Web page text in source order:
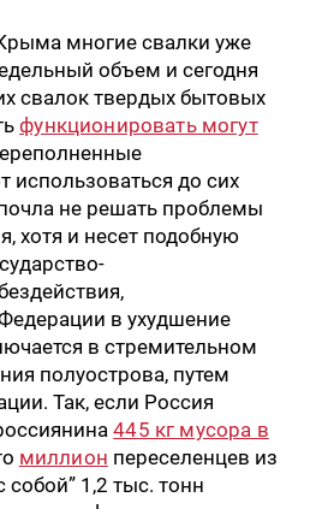
многие свалки уже
объем и сегодня
свалок твердых бытовых
функционировать могут
использоваться до сих
не решать проблемы
хотя и несет подобную
в ухудшение
в стремительном
полуострова, путем
Так, если Россия
445 кг мусора в
миллион переселенцев из
собой” 1,2 тыс. тонн